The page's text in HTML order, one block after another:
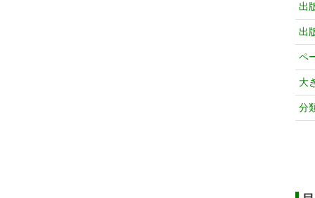
出
出
ペ
大
分